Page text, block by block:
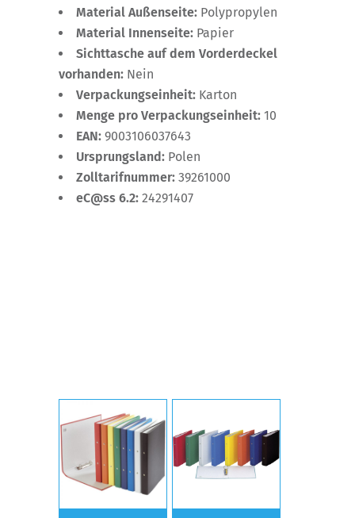
Material Außenseite: Polypropylen
Material Innenseite: Papier
Sichttasche auf dem Vorderdeckel
vorhanden: Nein
Verpackungseinheit: Karton
Menge pro Verpackungseinheit: 10
EAN: 9003106037643
Ursprungsland: Polen
Zolltarifnummer: 39261000
eC@ss 6.2: 24291407